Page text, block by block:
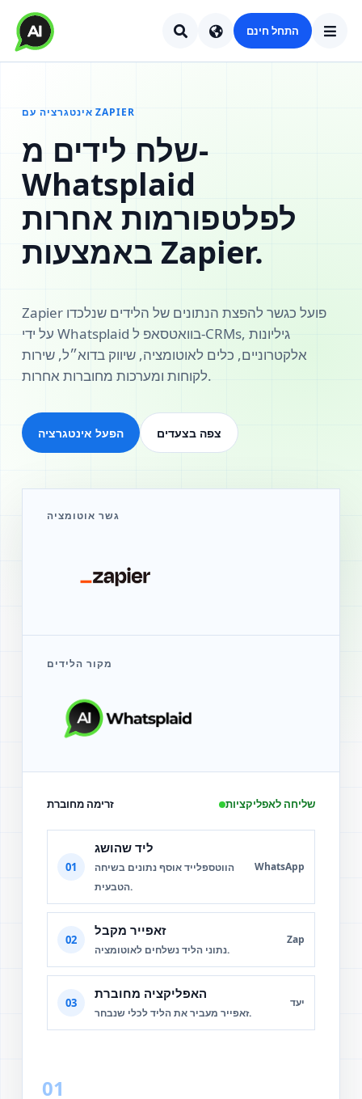
התחל חינם
אינטגרציה עם ZAPIER
שלח לידים מ-
Whatsplaid
לפלטפורמות אחרות
באמצעות Zapier.
Zapier פועל כגשר להפצת הנתונים של הלידים שנלכדו
על ידי Whatsplaid בוואטסאפ ל-CRMs, גיליונות
אלקטרוניים, כלים לאוטומציה, שיווק בדוא״ל, שירות
לקוחות ומערכות מחוברות אחרות.
הפעל אינטגרציה צפה בצעדים
גשר אוטומציה
מקור הלידים
זרימה מחוברת שליחה לאפליקציות
01
ליד שהושג
הווטספלייד אוסף נתונים בשיחה
הטבעית.
WhatsApp
02
זאפייר מקבל
נתוני הליד נשלחים לאוטומציה.
Zap
03
האפליקציה מחוברת
זאפייר מעביר את הליד לכלי שנבחר.
יעד
01